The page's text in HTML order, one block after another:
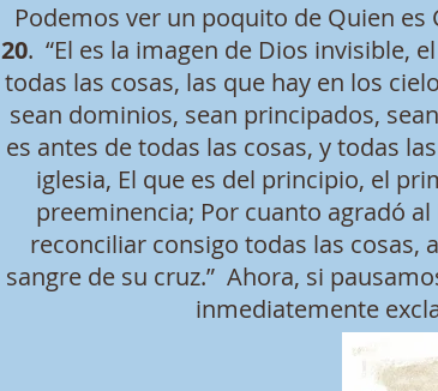
Podemos ver un poquito de Quien
20. “El es la imagen de Dios invisible,
todas las cosas, las que hay en los
sean dominios, sean principados,
es antes de todas las cosas, y todas
iglesia, El que es del principio, el
preeminencia; Por cuanto agradó
reconciliar consigo todas las cosas,
sangre de su cruz.” Ahora, si
inmediatemente